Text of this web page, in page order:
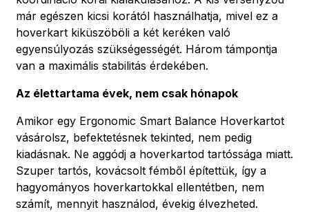
már egészen kicsi korától használhatja, mivel ez a
hoverkart kiküszöböli a két keréken való
egyensúlyozás szükségességét. Három támpontja
van a maximális stabilitás érdekében.
Az élettartama évek, nem csak hónapok
Amikor egy Ergonomic Smart Balance Hoverkartot
vásárolsz, befektetésnek tekinted, nem pedig
kiadásnak. Ne aggódj a hoverkartod tartóssága miatt.
Szuper tartós, kovácsolt fémből építettük, így a
hagyományos hoverkartokkal ellentétben, nem
számít, mennyit használod, évekig élvezheted.